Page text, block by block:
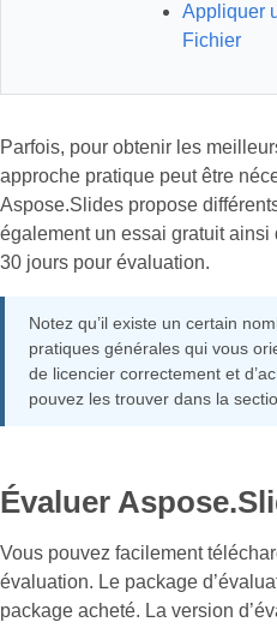
Appliquer
Fichier
Parfois, pour obtenir les
approche pratique peut être
Aspose.Slides propose
également un essai gratuit ainsi
30 jours pour évaluation.
Notez qu’il existe un certain
pratiques générales qui vous
de licencier correctement et
pouvez les trouver dans la
Évaluer
Vous pouvez facilement
évaluation. Le package
package acheté. La version